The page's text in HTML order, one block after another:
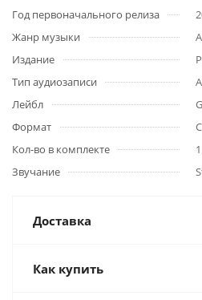
Год первоначального релиза
Жанр музыки
Издание
Тип аудиозаписи
Лейбл
Формат
Кол-во в комплекте
1
Звучание
Доставка
Как купить